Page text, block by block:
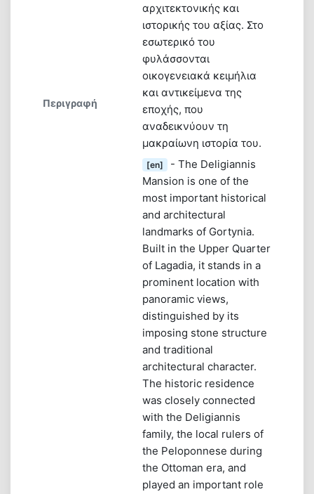
Περιγραφή
αρχιτεκτονικής και
ιστορικής του αξίας. Στο
εσωτερικό του
φυλάσσονται
οικογενειακά κειμήλια
και αντικείμενα της
εποχής, που
αναδεικνύουν τη
μακραίωνη ιστορία του.
[en]
- The Deligiannis
Mansion is one of the
most important historical
and architectural
landmarks of Gortynia.
Built in the Upper Quarter
of Lagadia, it stands in a
prominent location with
panoramic views,
distinguished by its
imposing stone structure
and traditional
architectural character.
The historic residence
was closely connected
with the Deligiannis
family, the local rulers of
the Peloponnese during
the Ottoman era, and
played an important role